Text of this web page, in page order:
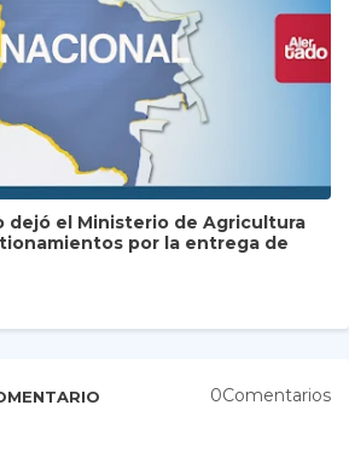
dejó el Ministerio de Agricultura
por la entrega de
0Comentarios